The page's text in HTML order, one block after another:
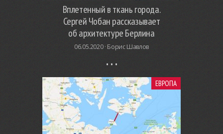
Вплетенный в ткань города.
Сергей Чобан рассказывает
об архитектуре Берлина
06.05.2020 · Борис Шавлов
ЕВРОПА